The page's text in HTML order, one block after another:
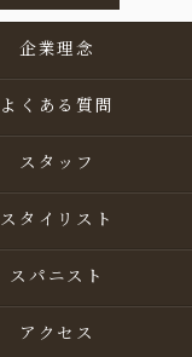
企業理念
よくある質問
スタッフ
スタイリスト
スパニスト
アクセス